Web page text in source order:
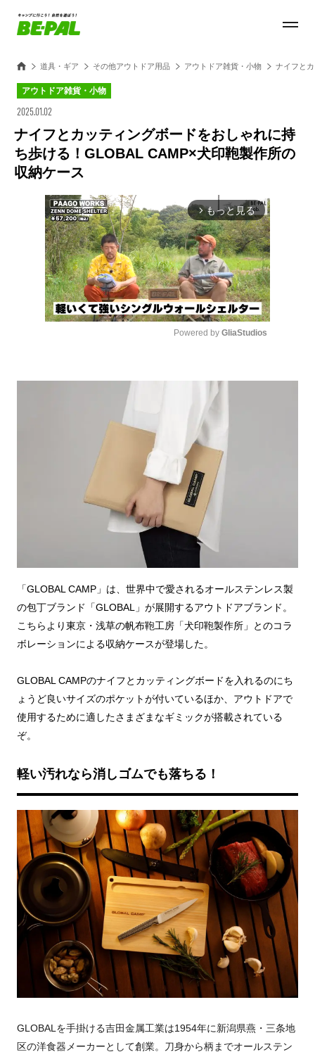
道具・ギア その他アウトドア用品 アウトドア雑貨・小物 ナイフと
アウトドア雑貨・小物
2025.01.02
ナイフとカッティングボードをおしゃれに持
ち歩ける！GLOBAL CAMP×犬印鞄製作所の
収納ケース
arrow_forward_ios もっと見る
Powered by GliaStudios
「GLOBAL CAMP」は、世界中で愛されるオールステンレス製
の包丁ブランド「GLOBAL」が展開するアウトドアブランド。
こちらより東京・浅草の帆布鞄工房「犬印鞄製作所」とのコラ
ボレーションによる収納ケースが登場した。
GLOBAL CAMPのナイフとカッティングボードを入れるのにち
ょうど良いサイズのポケットが付いているほか、アウトドアで
使用するために適したさまざまなギミックが搭載されている
ぞ。
軽い汚れなら消しゴムでも落ちる！
GLOBALを手掛ける吉田金属工業は1954年に新潟県燕・三条地
区の洋食器メーカーとして創業。刀身から柄までオールステン